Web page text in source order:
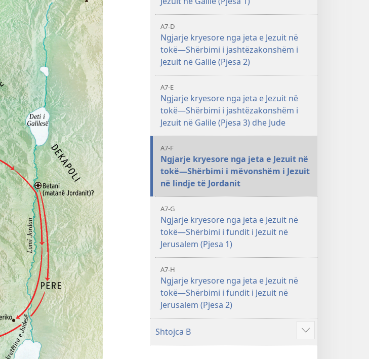
A7-D
Ngjarje kryesore nga jeta e Jezuit në
tokë—Shërbimi i jashtëzakonshëm i
Jezuit në Galile (Pjesa 2)
A7-E
Ngjarje kryesore nga jeta e Jezuit në
tokë—Shërbimi i jashtëzakonshëm i
Jezuit në Galile (Pjesa 3) dhe Jude
A7-F
Ngjarje kryesore nga jeta e Jezuit në
tokë—Shërbimi i mëvonshëm i Jezuit
në lindje të Jordanit
A7-G
Ngjarje kryesore nga jeta e Jezuit në
tokë—Shërbimi i fundit i Jezuit në
Jerusalem (Pjesa 1)
A7-H
Ngjarje kryesore nga jeta e Jezuit në
tokë—Shërbimi i fundit i Jezuit në
Jerusalem (Pjesa 2)
Shtojca B
Shfaq
më